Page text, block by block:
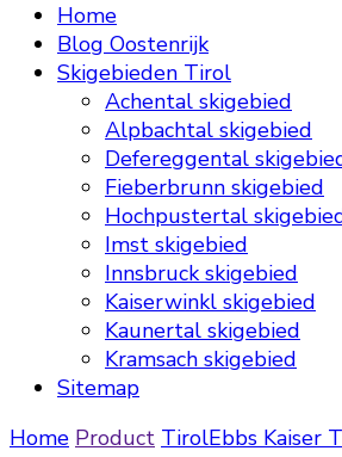
Home
Blog Oostenrijk
Skigebieden Tirol
Achental skigebied
Alpbachtal skigebied
Defereggental
Fieberbrunn skigebied
Hochpustertal
Imst skigebied
Innsbruck skigebied
Kaiserwinkl skigebied
Kaunertal skigebied
Kramsach skigebied
Sitemap
Home Product TirolEbbs Kaiser